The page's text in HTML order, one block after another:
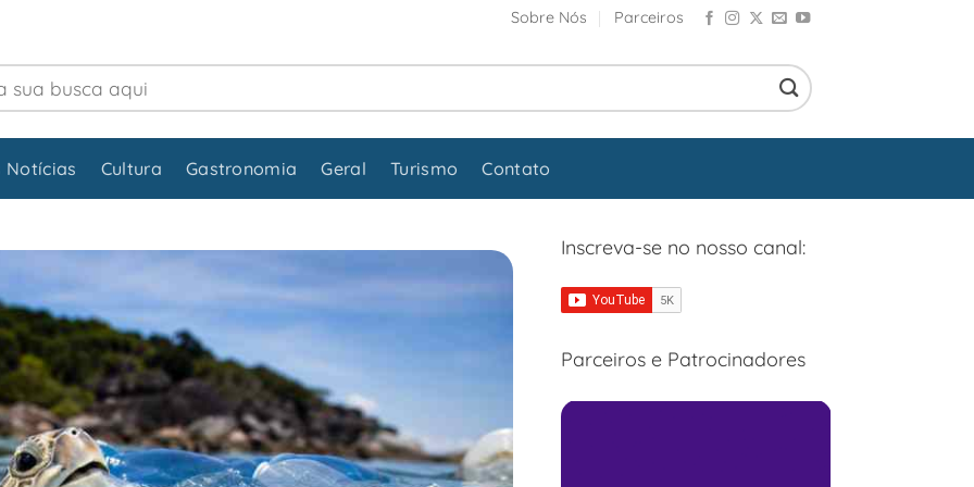
Sobre Nós Parceiros
Notícias Cultura Gastronomia Geral Turismo Contato
Inscreva-se no nosso canal:
Parceiros e Patrocinadores